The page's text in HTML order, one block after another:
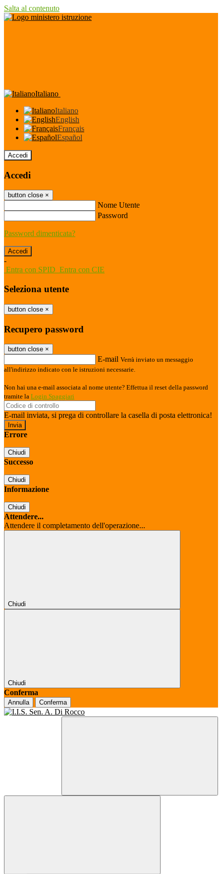
Salta al contenuto
Italiano
Italiano
English
Français
Español
Accedi
Accedi
button close ×
Nome Utente
Password
Password dimenticata?
-
Entra con SPID Entra con CIE
Seleziona utente
button close ×
Recupero password
button close ×
E-mail Verrà inviato un messaggio
all'indirizzo indicato con le istruzioni necessarie.
Non hai una e-mail associata al nome utente? Effettua il reset della password
tramite la Login Spaggiari
E-mail inviata, si prega di controllare la casella di posta elettronica!
Errore
Chiudi
Successo
Chiudi
Informazione
Chiudi
Attendere...
Attendere il completamento dell'operazione...
Chiudi
Chiudi
Conferma
Annulla Conferma